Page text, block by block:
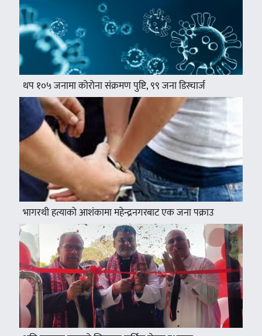
थप १०५ जनामा कोरोना संक्रमण पुष्टि, ९९ जना डिस्चार्ज
भागरथी हत्याको आशंकामा महेन्द्रनगरबाट एक जना पक्राउ